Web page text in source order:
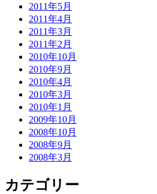
2011年5月
2011年4月
2011年3月
2011年2月
2010年10月
2010年9月
2010年4月
2010年3月
2010年1月
2009年10月
2008年10月
2008年9月
2008年3月
カテゴリー